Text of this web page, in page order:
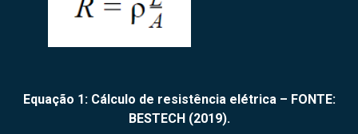
Equação 1: Cálculo de resistência elétrica – FONTE:
BESTECH (2019).